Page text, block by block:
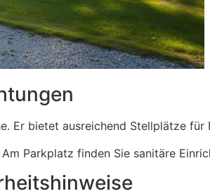
Er bietet ausreichend Stellplätze für
Parkplatz finden Sie sanitäre